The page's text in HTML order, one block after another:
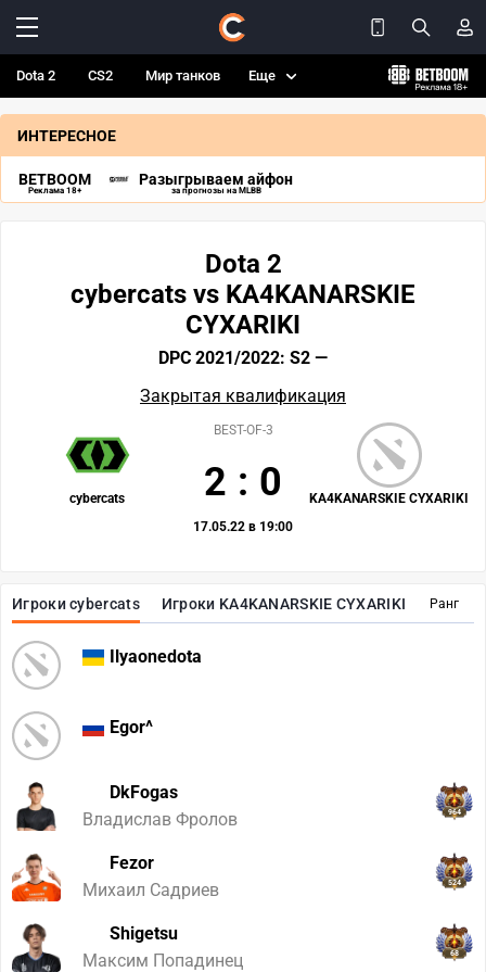
Dota 2 CS2 Мир танков Еще
ИНТЕРЕСНОЕ
BETBOOM
Реклама 18+
Разыгрываем айфон
за прогнозы на MLBB
Ранг
Игроки cybercats Игроки KA4KANARSKIE CYXARIKI
Ilyaonedota
Egor^
DkFogas
Владислав Фролов
964
Fezor
Михаил Садриев
524
Shigetsu
Максим Попадинец
68
Dota 2
cybercats vs KA4KANARSKIE
CYXARIKI
DPC 2021/2022: S2 —
Закрытая квалификация
cybercats KA4KANARSKIE CYXARIKI
BEST-OF-3
2 : 0
17.05.22 в 19:00